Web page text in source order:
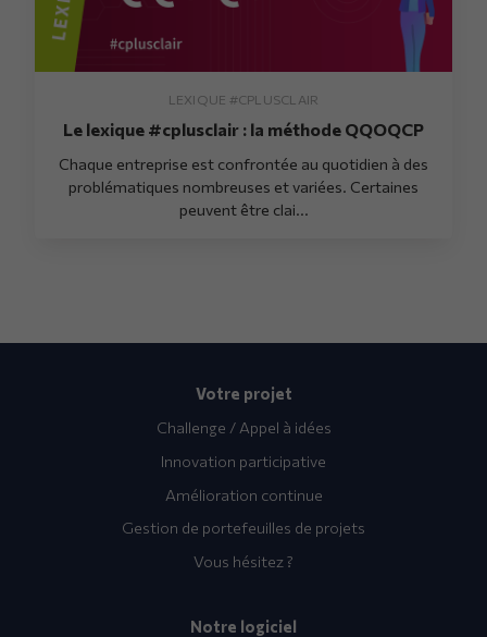
LEXIQUE #CPLUSCLAIR
Le lexique #cplusclair : la méthode QQOQCP
Chaque entreprise est confrontée au quotidien à des
problématiques nombreuses et variées. Certaines
peuvent être clai...
Votre projet
Challenge / Appel à idées
Innovation participative
Amélioration continue
Gestion de portefeuilles de projets
Vous hésitez ?
Notre logiciel